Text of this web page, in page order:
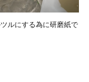
ルにする為に研磨紙で